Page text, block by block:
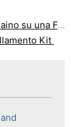
Ford Ranger
Kit